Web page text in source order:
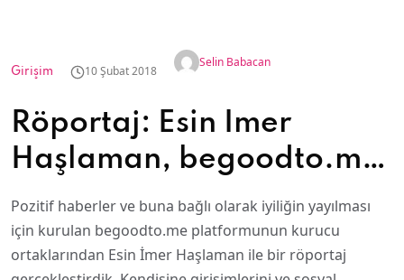
Girişim 10 Şubat 2018
Selin Babacan
Röportaj: Esin İmer
Haşlaman, begoodto.me
Kurucu Ortağı
Pozitif haberler ve buna bağlı olarak iyiliğin yayılması
için kurulan begoodto.me platformunun kurucu
ortaklarından Esin İmer Haşlaman ile bir röportaj